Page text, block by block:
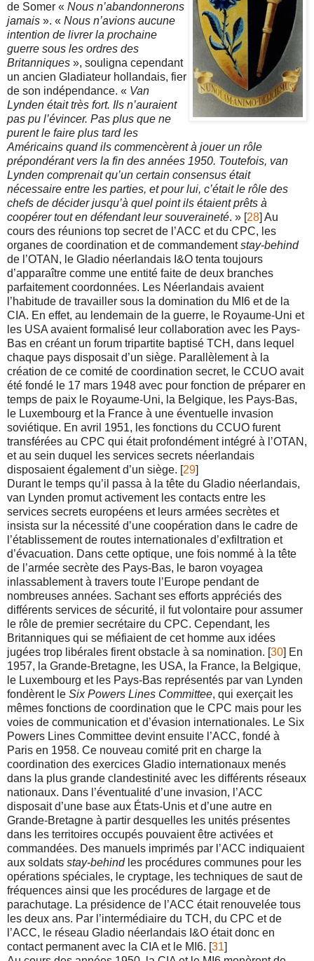
de Somer « Nous n’abandonnerons
jamais ». « Nous n’avions aucune
intention de livrer la prochaine
guerre sous les ordres des
Britanniques », souligna cependant
un ancien Gladiateur hollandais, fier
de son indépendance. « Van
Lynden était très fort. Ils n’auraient
pas pu l’évincer. Pas plus que ne
purent le faire plus tard les
Américains quand ils commencèrent à jouer un rôle
prépondérant vers la fin des années 1950. Toutefois, van
Lynden comprenait qu’un certain consensus était
nécessaire entre les parties, et pour lui, c’était le rôle des
chefs de décider jusqu’à quel point ils étaient prêts à
coopérer tout en défendant leur souveraineté. » [28] Au
cours des réunions top secret de l’ACC et du CPC, les
organes de coordination et de commandementstay-behind
de l’OTAN, le Gladio néerlandais I&O tenta toujours
d’apparaître comme une entité faite de deux branches
parfaitement coordonnées. Les Néerlandais avaient
l’habitude de travailler sous la domination du MI6 et de la
CIA. En effet, au lendemain de la guerre, le Royaume-Uni et
les USA avaient formalisé leur collaboration avec les Pays-
Bas en créant un forum tripartite baptisé TCH, dans lequel
chaque pays disposait d’un siège. Parallèlement à la
création de ce comité de coordination secret, le CCUO avait
été fondé le 17 mars 1948 avec pour fonction de préparer en
temps de paix le Royaume-Uni, la Belgique, les Pays-Bas,
le Luxembourg et la France à une éventuelle invasion
soviétique. En avril 1951, les fonctions du CCUO furent
transférées au CPC qui était profondément intégré à l’OTAN,
et au sein duquel les services secrets néerlandais
disposaient également d’un siège. [29]
Durant le temps qu’il passa à la tête du Gladio néerlandais,
van Lynden promut activement les contacts entre les
services secrets européens et leurs armées secrètes et
insista sur la nécessité d’une coopération dans le cadre de
l’établissement de routes internationales d’exfiltration et
d’évacuation. Dans cette optique, une fois nommé à la tête
de l’armée secrète des Pays-Bas, le baron voyagea
inlassablement à travers toute l’Europe pendant de
nombreuses années. Sachant ses efforts appréciés des
différents services de sécurité, il fut volontaire pour assumer
le rôle de premier secrétaire du CPC. Cependant, les
Britanniques qui se méfiaient de cet homme aux idées
jugées trop libérales firent obstacle à sa nomination. [30] En
1957, la Grande-Bretagne, les USA, la France, la Belgique,
le Luxembourg et les Pays-Bas représentés par van Lynden
fondèrent le Six Powers Lines Committee, qui exerçait les
mêmes fonctions de coordination que le CPC mais pour les
voies de communication et d’évasion internationales. Le Six
Powers Lines Committee devint ensuite l’ACC, fondé à
Paris en 1958. Ce nouveau comité prit en charge la
coordination des exercices Gladio internationaux menés
dans la plus grande clandestinité avec les différents réseaux
nationaux. Dans l’éventualité d’une invasion, l’ACC
disposait d’une base aux États-Unis et d’une autre en
Grande-Bretagne à partir desquelles les unités présentes
dans les territoires occupés pouvaient être activées et
commandées. Des manuels imprimés par l’ACC indiquaient
aux soldats stay-behindles procédures communes pour les
opérations spéciales, le cryptage, les techniques de saut de
fréquences ainsi que les procédures de largage et de
parachutage. La présidence de l’ACC était renouvelée tous
les deux ans. Par l’intermédiaire du TCH, du CPC et de
l’ACC, le réseau Gladio néerlandais I&O était donc en
contact permanent avec la CIA et le MI6. [31]